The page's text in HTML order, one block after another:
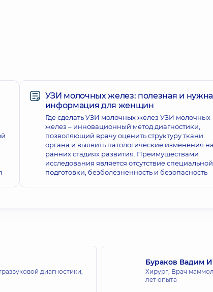
УЗИ молочных желез: полезная и
информация для женщин
Где сделать УЗИ молочных желез УЗИ молочных
желез – инновационный метод диагностики,
позволяющий врачу оценить структуру ткани
органа и выявить патологические изменения на
ранних стадиях развития. Преимуществами
исследования является отсутствие специальной
подготовки, безболезненность и безопасность
диагностики;
Бураков Вадим
Хирург; Врач
лет опыта